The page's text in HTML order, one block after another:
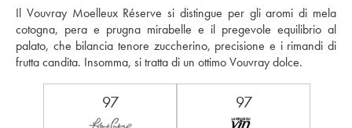
Il Vouvray Moelleux Réserve si distingue per gli aromi di mela
cotogna, pera e prugna mirabelle e il pregevole equilibrio al
palato, che bilancia tenore zuccherino, precisione e i rimandi di
frutta candita. Insomma, si tratta di un ottimo Vouvray dolce.
97 97